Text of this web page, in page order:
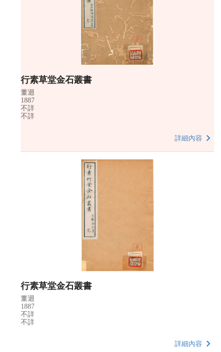
行素草堂金石叢書
董迴
1887
不詳
不詳
詳細內容
行素草堂金石叢書
董迴
1887
不詳
不詳
詳細內容